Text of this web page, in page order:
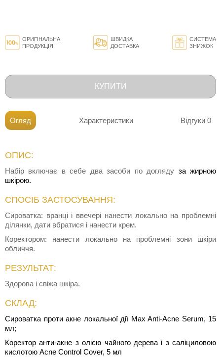
ОРИГІНАЛЬНА
ПРОДУКЦІЯ
ШВИДКА
ДОСТАВКА
СИСТЕМА
ЗНИЖОК
КУПИТИ
Огляд Характеристики Відгуки 0
ОПИС:
Набір включає в себе два засоби по догляду за жирною
шкірою.
СПОСІБ ЗАСТОСУВАННЯ:
Сироватка: вранці і ввечері нанести локально на проблемні
ділянки, дати вбратися і нанести крем.
Коректором: нанести локально на проблемні зони шкіри
обличчя.
РЕЗУЛЬТАТ:
Здорова і свіжа шкіра.
СКЛАД:
Сироватка проти акне локальної дії Max Anti-Acne Serum, 15
мл;
Коректор анти-акне з олією чайного дерева і з саліциловою
кислотою Acne Control Cover, 5 мл